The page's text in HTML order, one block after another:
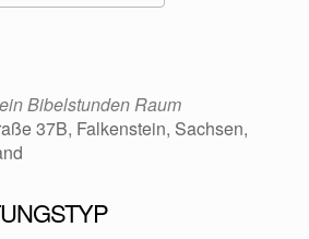
Bibelstunden Raum
37B, Falkenstein, Sachsen,